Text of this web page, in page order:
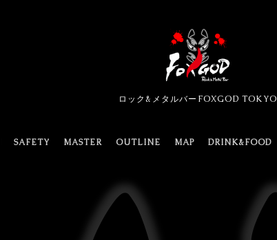
ロック&メタルバーFOXGOD TOKYO
SAFETY MASTER OUTLINE MAP DRINK&FOOD